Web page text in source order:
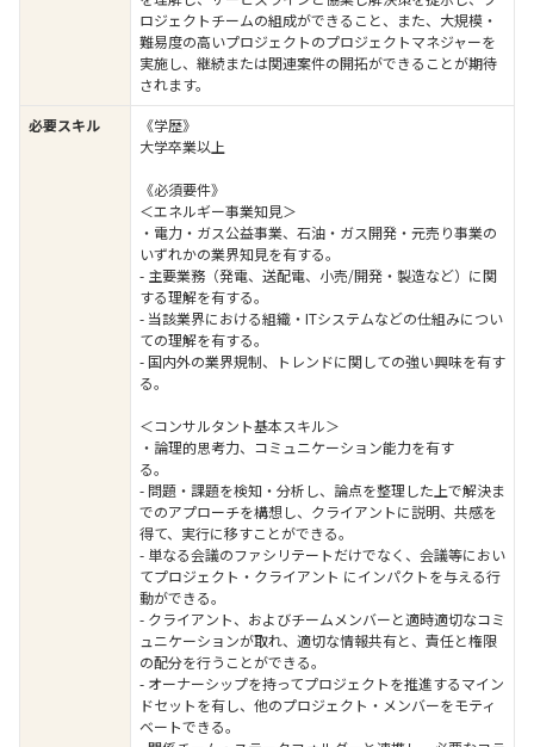
ロジェクトチームの組成ができること、また、大規模・
難易度の高いプロジェクトのプロジェクトマネジャーを
実施し、継続または関連案件の開拓ができることが期待
されます。
必要スキル
《学歴》
大学卒業以上
《必須要件》
＜エネルギー事業知見＞
・電力・ガス公益事業、石油・ガス開発・元売り事業の
いずれかの業界知見を有する。
- 主要業務（発電、送配電、小売/開発・製造など）に関
する理解を有する。
- 当該業界における組織・ITシステムなどの仕組みについ
ての理解を有する。
- 国内外の業界規制、トレンドに関しての強い興味を有す
る。
＜コンサルタント基本スキル＞
・論理的思考力、コミュニケーション能力を有す
る。
- 問題・課題を検知・分析し、論点を整理した上で解決ま
でのアプローチを構想し、クライアントに説明、共感を
得て、実行に移すことができる。
- 単なる会議のファシリテートだけでなく、会議等におい
てプロジェクト・クライアント にインパクトを与える行
動ができる。
- クライアント、およびチームメンバーと適時適切なコミ
ュニケーションが取れ、適切な情報共有と、責任と権限
の配分を行うことができる。
- オーナーシップを持ってプロジェクトを推進するマイン
ドセットを有し、他のプロジェクト・メンバーをモティ
ベートできる。